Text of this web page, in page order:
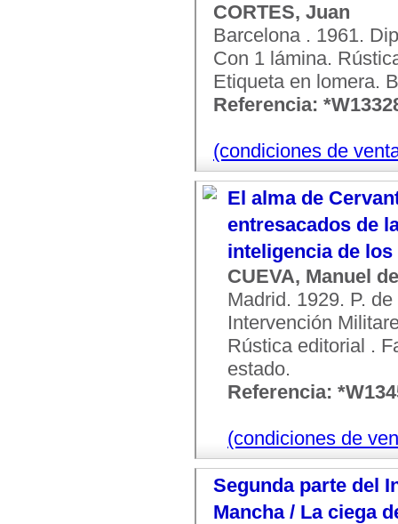
CORTES, Juan
Barcelona . 1961.
Con 1 lámina.
Etiqueta en lomera.
Referencia:
(condiciones de
El alma de
entresacados de
inteligencia de
CUEVA, Manuel
Madrid. 1929. P.
Intervención
Rústica editorial .
estado.
Referencia:
(condiciones de
Segunda parte del
Mancha / La ciega